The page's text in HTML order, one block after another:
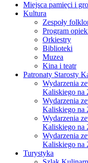
Miejsca pamięci i
Kultura
Zespoły
Program
Orkiestry
Biblioteki
Muzea
Kina i teatr
Patronaty Starosty
Wydarzenia
Kaliskiego na
Wydarzenia
Kaliskiego na
Wydarzenia
Kaliskiego na
Wydarzenia
Kaliskiego na
Turystyka